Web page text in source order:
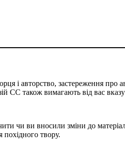
і авторство, застереження про
CC також вимагають від вас
чи ви вносили зміни до
похідного твору.